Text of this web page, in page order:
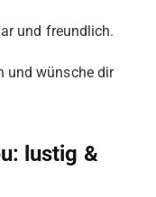
und freundlich.
und wünsche dir
lustig &